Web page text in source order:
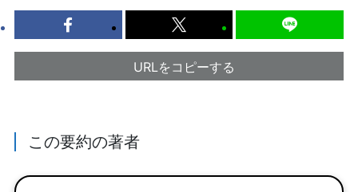
URLをコピーする
この要約の著者